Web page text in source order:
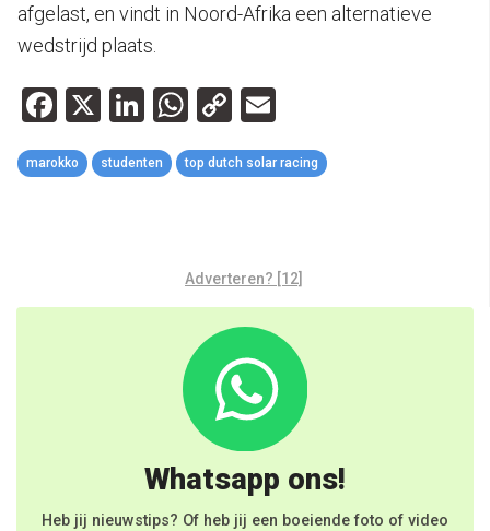
afgelast, en vindt in Noord-Afrika een alternatieve
wedstrijd plaats.
Facebook
X LinkedIn
WhatsApp
Copy
Link
marokko studenten top dutch solar racing
Adverteren? [12]
Whatsapp ons!
Heb jij nieuwstips? Of heb jij een boeiende foto of video